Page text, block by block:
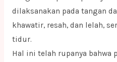
dilaksanakan pada tangan
khawatir, resah, dan lelah,
tidur.
Hal ini telah rupanya bahwa